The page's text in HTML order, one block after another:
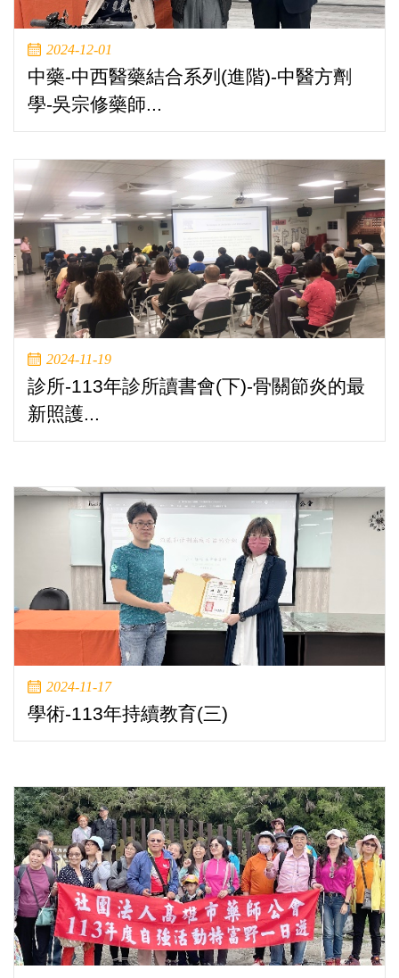
2024-12-01
中藥-中西醫藥結合系列(進階)-中醫方劑
學-吳宗修藥師...
2024-11-19
診所-113年診所讀書會(下)-骨關節炎的最
新照護...
2024-11-17
學術-113年持續教育(三)